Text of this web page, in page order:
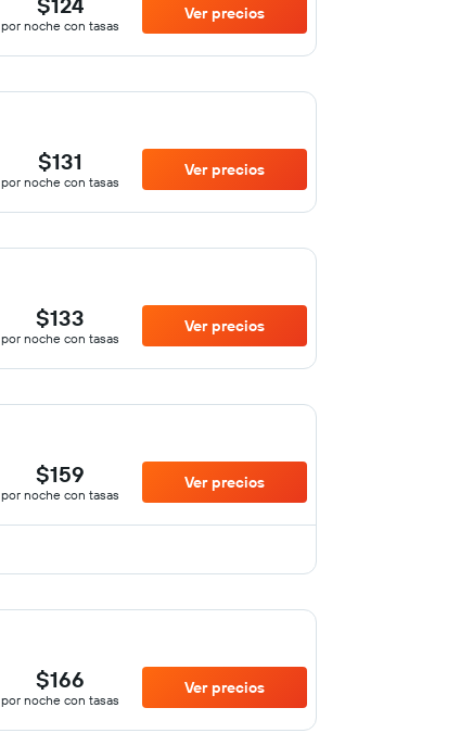
por noche con tasas
Ver precios
$131
por noche con tasas
Ver precios
$133
por noche con tasas
Ver precios
$159
por noche con tasas
Ver precios
$166
por noche con tasas
Ver precios